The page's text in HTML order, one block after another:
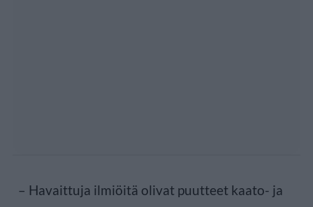
– Havaittuja ilmiöitä olivat puutteet kaato- ja